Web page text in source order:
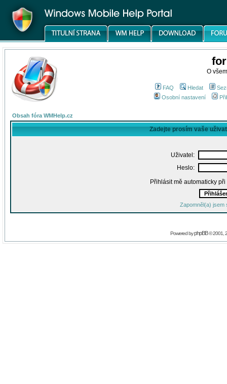
O
FAQ Hledat
Osobní nastavení
Obsah fóra WMHelp.cz
Zadejte prosím vaše
Uživatel:
Heslo:
Přihlásit mě automaticky
Zapomněl(a) jsem
Powered byphpBB© 2001,